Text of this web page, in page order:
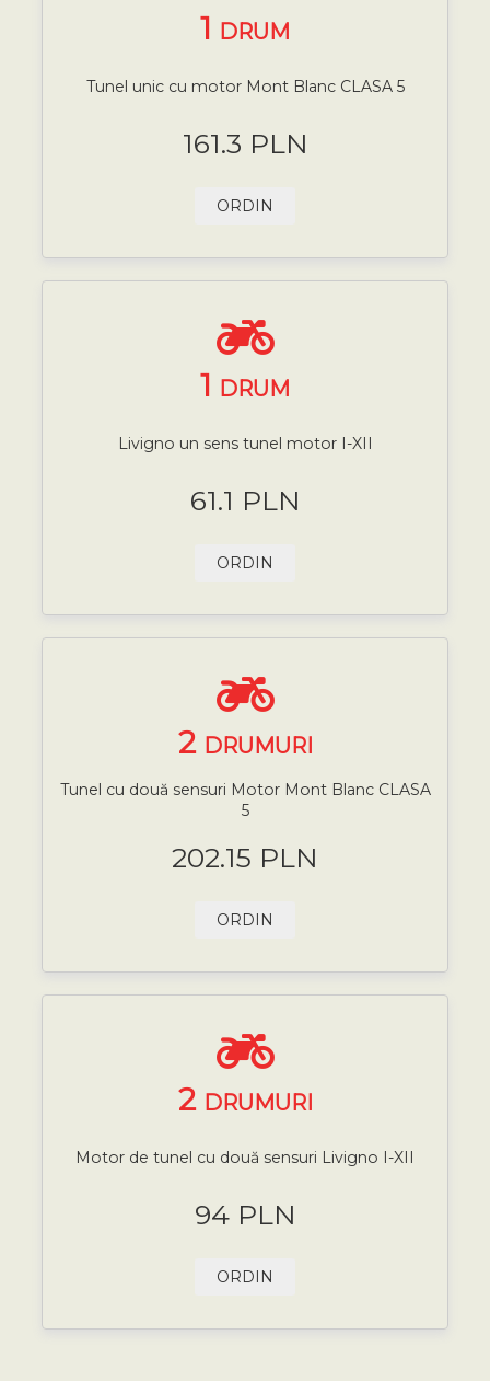
1 DRUM
Tunel unic cu motor Mont Blanc CLASA 5
161.3 PLN
ORDIN
1 DRUM
Livigno un sens tunel motor I-XII
61.1 PLN
ORDIN
2 DRUMURI
Tunel cu două sensuri Motor Mont Blanc CLASA
5
202.15 PLN
ORDIN
2 DRUMURI
Motor de tunel cu două sensuri Livigno I-XII
94 PLN
ORDIN